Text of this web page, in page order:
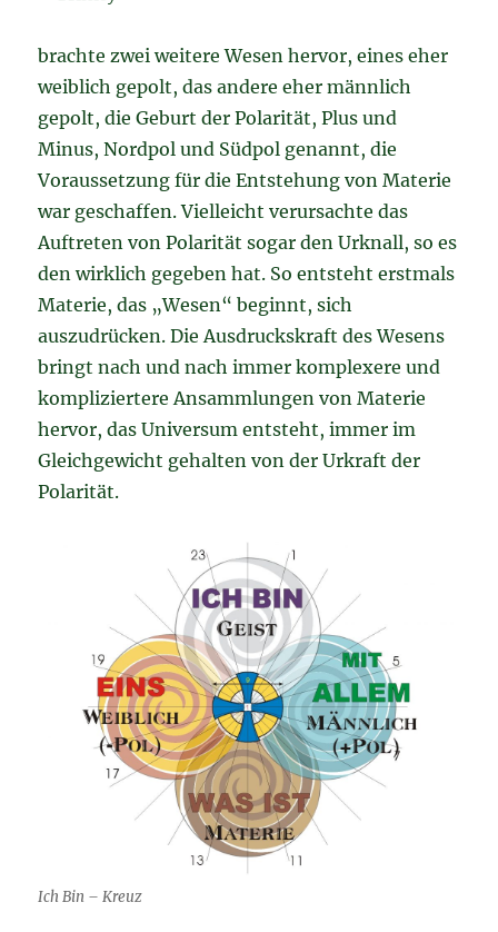
brachte zwei weitere Wesen hervor, eines eher
weiblich gepolt, das andere eher männlich
gepolt, die Geburt der Polarität, Plus und
Minus, Nordpol und Südpol genannt, die
Voraussetzung für die Entstehung von Materie
war geschaffen. Vielleicht verursachte das
Auftreten von Polarität sogar den Urknall, so es
den wirklich gegeben hat. So entsteht erstmals
Materie, das „Wesen“ beginnt, sich
auszudrücken. Die Ausdruckskraft des Wesens
bringt nach und nach immer komplexere und
kompliziertere Ansammlungen von Materie
hervor, das Universum entsteht, immer im
Gleichgewicht gehalten von der Urkraft der
Polarität.
Ich Bin – Kreuz